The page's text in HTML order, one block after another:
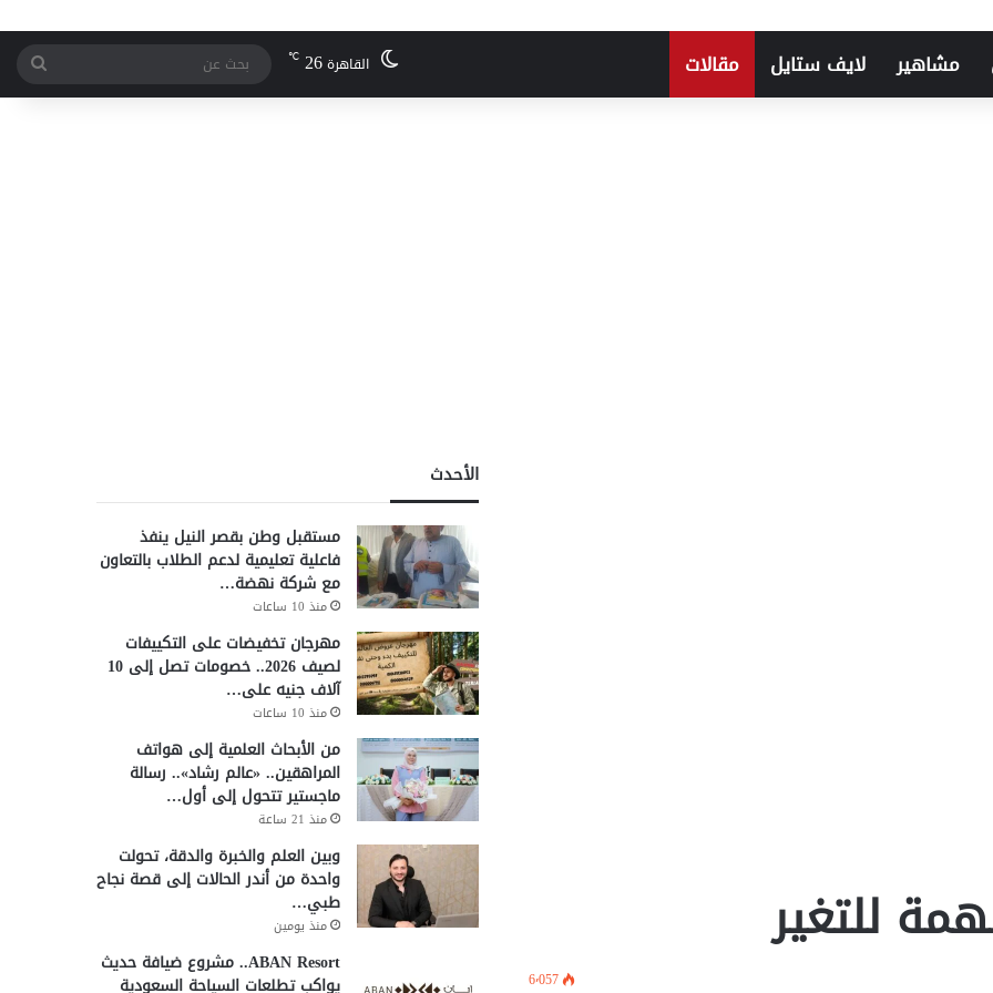
مشاهير لايف ستايل مقالات القاهرة26
℃
عن
للتغير
6٬057
الأحدث
مستقبل وطن بقصر النيل ينفذ
فاعلية تعليمية لدعم الطلاب بالتعاون
مع شركة نهضة…
منذ 10 ساعات
مهرجان تخفيضات على التكييفات
لصيف 2026.. خصومات تصل إلى 10
آلاف جنيه على…
منذ 10 ساعات
من الأبحاث العلمية إلى هواتف
المراهقين.. «عالم رشاد».. رسالة
ماجستير تتحول إلى أول…
منذ 21 ساعة
وبين العلم والخبرة والدقة، تحولت
واحدة من أندر الحالات إلى قصة نجاح
طبي…
منذ يومين
ABAN Resort.. مشروع ضيافة حديث
يواكب تطلعات السياحة السعودية